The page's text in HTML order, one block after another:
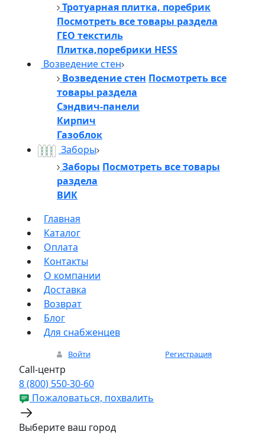
Тротуарная плитка, поребрик
Посмотреть все товары раздела
ГЕО текстиль
Плитка,поребрики HESS
Возведение стен
Возведение стен Посмотреть все
товары раздела
Сэндвич-панели
Кирпич
Газоблок
Заборы
Заборы Посмотреть все товары
раздела
ВИК
Главная
Каталог
Оплата
Контакты
О компании
Доставка
Возврат
Блог
Для снабженцев
Войти Регистрация
Call-центр
8 (800) 550-30-60
Пожаловаться, похвалить
Выберите ваш город